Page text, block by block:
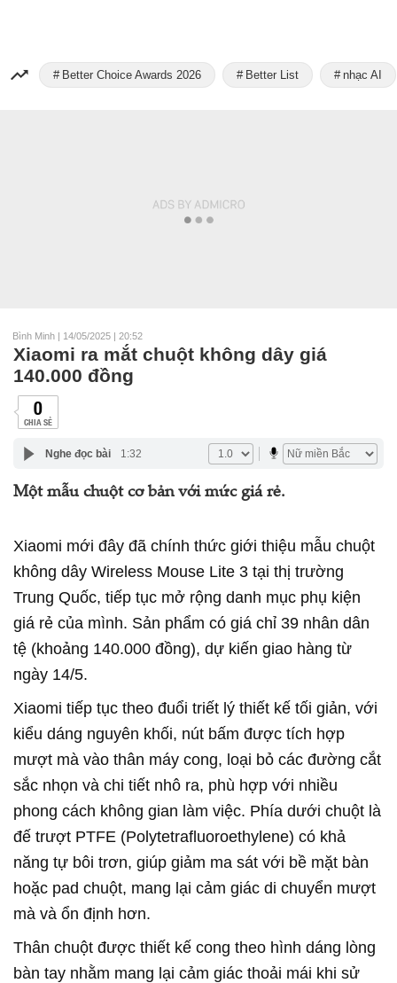
Better Choice Awards 2026 Better List nhạc AI
Bình Minh | 14/05/2025 | 20:52
Xiaomi ra mắt chuột không dây giá
140.000 đồng
0
CHIA SẺ
Nghe đọc bài 1:32
Một mẫu chuột cơ bản với mức giá rẻ.
Xiaomi mới đây đã chính thức giới thiệu mẫu chuột
không dây Wireless Mouse Lite 3 tại thị trường
Trung Quốc, tiếp tục mở rộng danh mục phụ kiện
giá rẻ của mình. Sản phẩm có giá chỉ 39 nhân dân
tệ (khoảng 140.000 đồng), dự kiến giao hàng từ
ngày 14/5.
Xiaomi tiếp tục theo đuổi triết lý thiết kế tối giản, với
kiểu dáng nguyên khối, nút bấm được tích hợp
mượt mà vào thân máy cong, loại bỏ các đường cắt
sắc nhọn và chi tiết nhô ra, phù hợp với nhiều
phong cách không gian làm việc. Phía dưới chuột là
đế trượt PTFE (Polytetrafluoroethylene) có khả
năng tự bôi trơn, giúp giảm ma sát với bề mặt bàn
hoặc pad chuột, mang lại cảm giác di chuyển mượt
mà và ổn định hơn.
Thân chuột được thiết kế cong theo hình dáng lòng
bàn tay nhằm mang lại cảm giác thoải mái khi sử